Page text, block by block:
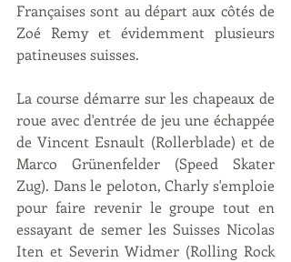
Françaises sont au départ aux côtés de
Zoé Remy et évidemment plusieurs
patineuses suisses.
La course démarre sur les chapeaux de
roue avec d'entrée de jeu une échappée
de Vincent Esnault (Rollerblade) et de
Marco Grünenfelder (Speed Skater
Zug). Dans le peloton, Charly s'emploie
pour faire revenir le groupe tout en
essayant de semer les Suisses Nicolas
Iten et Severin Widmer (Rolling Rock